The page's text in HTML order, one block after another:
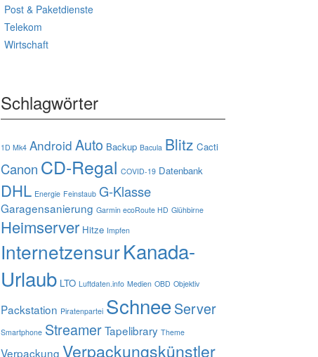
Post & Paketdienste
Telekom
Wirtschaft
Schlagwörter
1D Mk4 Android Auto Backup Bacula Blitz Cacti
Canon CD-Regal COVID-19 Datenbank
DHL Energie Feinstaub G-Klasse
Garagensanierung Garmin ecoRoute HD Glühbirne
Heimserver Hitze Impfen
InternetzensurKanada-
Urlaub LTO Luftdaten.info Medien OBD Objektiv
Packstation Piratenpartei SchneeServer
Smartphone StreamerTapelibrary Theme
Verpackung Verpackungskünstler